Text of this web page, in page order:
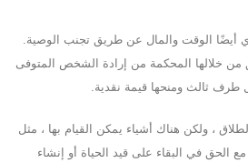
أيضًا الوقت والمال عن طريق تجنب الوصية.
من خلالها المحكمة من إرادة الشخص المتوفى
طرف ثالث ومنحها قيمة نقدية.
، ولكن هناك أشياء يمكن القيام بها ، مثل
الحق في البقاء على قيد الحياة أو إنشاء